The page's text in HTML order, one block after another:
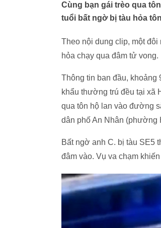
Cùng bạn gái trèo qua
tuổi bất ngờ bị tàu hỏa
Theo nội dung clip, một
hỏa chạy qua đâm tử vong.
Thông tin ban đầu, khoảng
khẩu thường trú đều tại xã
qua tôn hộ lan vào đường
dân phố An Nhân (phường
Bất ngờ anh C. bị tàu SE5
đâm vào. Vụ va chạm